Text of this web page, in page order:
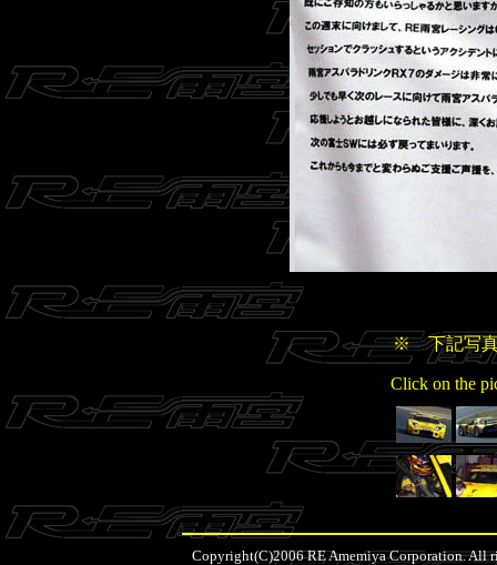
※ 下記写真
Click on the
Copyright(C)2006 RE Amemiya Corporation. All